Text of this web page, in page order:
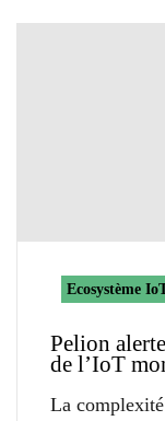
Ecosystème
Pelion
de l’IoT
La